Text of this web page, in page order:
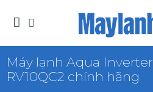
Máy lạnh Aqua
RV10QC2 chính hãng